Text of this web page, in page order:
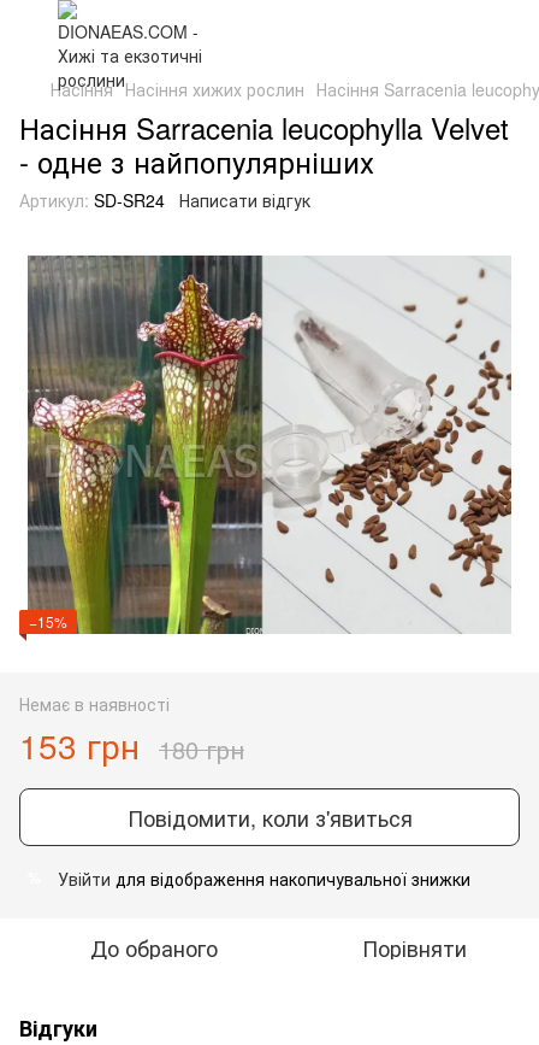
Насіння Насіння хижих рослин Насіння Sarracenia
Насіння Sarracenia leucophylla Velvet
- одне з найпопулярніших
Артикул: SD-SR24 Написати відгук
−15%
Немає в наявності
153 грн 180 грн
Повідомити, коли з'явиться
Увійти для відображення накопичувальної знижки
До обраного Порівняти
Відгуки